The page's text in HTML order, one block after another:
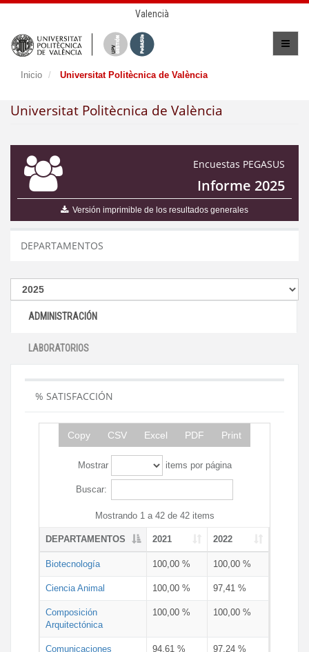
Valencià
Inicio Universitat Politècnica de València
Universitat Politècnica de València
Encuestas PEGASUS
Informe 2025
Versión imprimible de los resultados generales
DEPARTAMENTOS
ADMINISTRACIÓN
LABORATORIOS
% SATISFACCIÓN
Copy CSV Excel PDF Print
Mostrar items por página
Buscar:
Mostrando 1 a 42 de 42 items
DEPARTAMENTOS 2021 2022
Biotecnología 100,00 % 100,00 %
Ciencia Animal 100,00 % 97,41 %
Composición
Arquitectónica
100,00 % 100,00 %
Comunicaciones 94,61 % 97,24 %